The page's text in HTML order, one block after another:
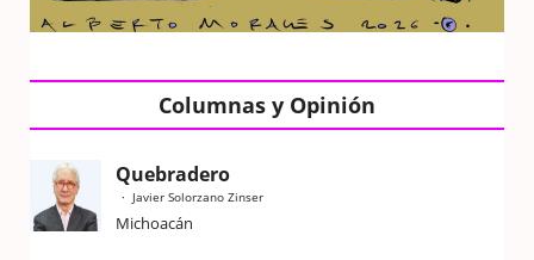
Columnas y Opinión
Quebradero
Javier Solorzano Zinser
Michoacán